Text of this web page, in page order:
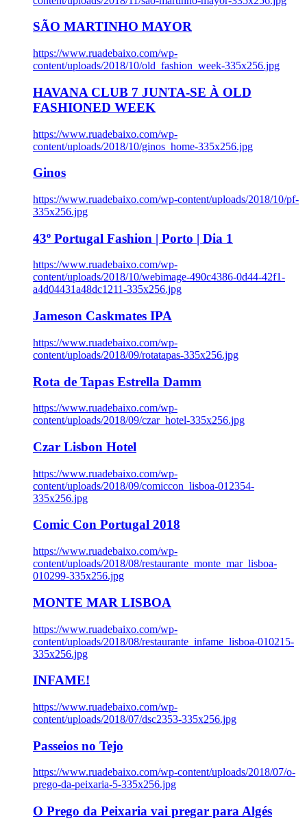
SÃO MARTINHO MAYOR
https://www.ruadebaixo.com/wp-
content/uploads/2018/10/old_fashion_week-335x256.jpg
HAVANA CLUB 7 JUNTA-SE À OLD
FASHIONED WEEK
https://www.ruadebaixo.com/wp-
content/uploads/2018/10/ginos_home-335x256.jpg
Ginos
https://www.ruadebaixo.com/wp-content/uploads/2018/10/pf-
335x256.jpg
43º Portugal Fashion | Porto | Dia 1
https://www.ruadebaixo.com/wp-
content/uploads/2018/10/webimage-490c4386-0d44-42f1-
a4d04431a48dc1211-335x256.jpg
Jameson Caskmates IPA
https://www.ruadebaixo.com/wp-
content/uploads/2018/09/rotatapas-335x256.jpg
Rota de Tapas Estrella Damm
https://www.ruadebaixo.com/wp-
content/uploads/2018/09/czar_hotel-335x256.jpg
Czar Lisbon Hotel
https://www.ruadebaixo.com/wp-
content/uploads/2018/09/comiccon_lisboa-012354-
335x256.jpg
Comic Con Portugal 2018
https://www.ruadebaixo.com/wp-
content/uploads/2018/08/restaurante_monte_mar_lisboa-
010299-335x256.jpg
MONTE MAR LISBOA
https://www.ruadebaixo.com/wp-
content/uploads/2018/08/restaurante_infame_lisboa-010215-
335x256.jpg
INFAME!
https://www.ruadebaixo.com/wp-
content/uploads/2018/07/dsc2353-335x256.jpg
Passeios no Tejo
https://www.ruadebaixo.com/wp-content/uploads/2018/07/o-
prego-da-peixaria-5-335x256.jpg
O Prego da Peixaria vai pregar para Algés